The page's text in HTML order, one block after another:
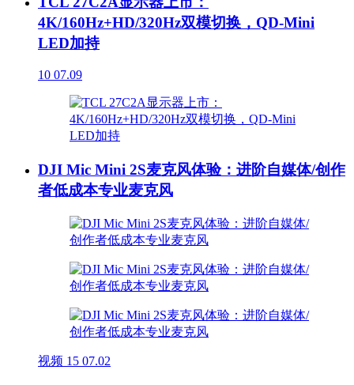
4K/160Hz+HD/320Hz双模切换，QD-Mini
LED加持
10 07.09
DJI Mic Mini 2S麦克风体验：进阶自媒体/创作
者低成本专业麦克风
视频 15 07.02